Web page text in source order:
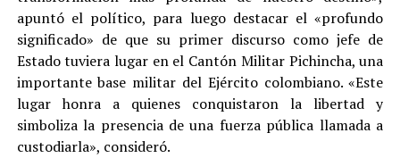
apuntó el político, para luego destacar el «profundo
significado» de que su primer discurso como jefe de
Estado tuviera lugar en el Cantón Militar Pichincha, una
importante base militar del Ejército colombiano. «Este
lugar honra a quienes conquistaron la libertad y
simboliza la presencia de una fuerza pública llamada a
custodiarla», consideró.